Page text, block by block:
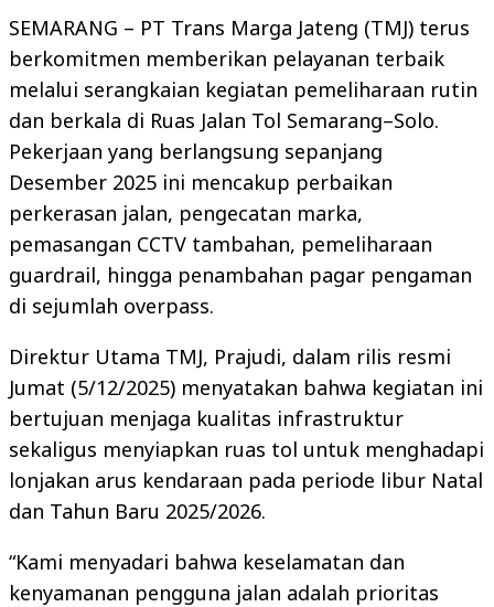
SEMARANG – PT Trans Marga Jateng (TMJ) terus
berkomitmen memberikan pelayanan terbaik
melalui serangkaian kegiatan pemeliharaan rutin
dan berkala di Ruas Jalan Tol Semarang–Solo.
Pekerjaan yang berlangsung sepanjang
Desember 2025 ini mencakup perbaikan
perkerasan jalan, pengecatan marka,
pemasangan CCTV tambahan, pemeliharaan
guardrail, hingga penambahan pagar pengaman
di sejumlah overpass.
Direktur Utama TMJ, Prajudi, dalam rilis resmi
Jumat (5/12/2025) menyatakan bahwa kegiatan ini
bertujuan menjaga kualitas infrastruktur
sekaligus menyiapkan ruas tol untuk menghadapi
lonjakan arus kendaraan pada periode libur Natal
dan Tahun Baru 2025/2026.
“Kami menyadari bahwa keselamatan dan
kenyamanan pengguna jalan adalah prioritas